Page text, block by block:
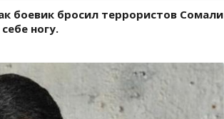
боевик бросил террористов Сомали
ногу.